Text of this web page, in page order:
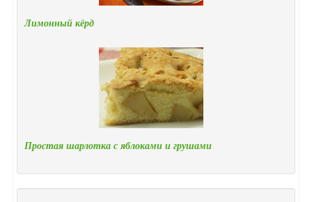
Лимонный кёрд
Простая шарлотка с яблоками и грушами